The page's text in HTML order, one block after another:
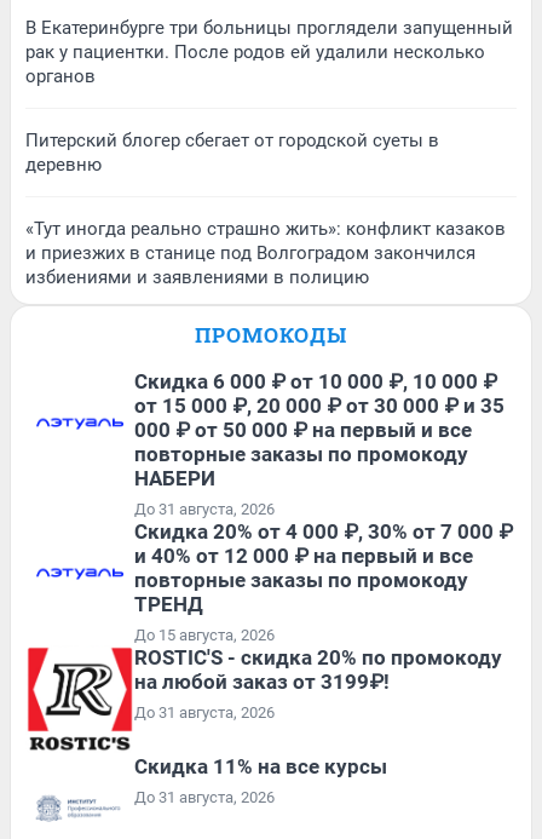
В Екатеринбурге три больницы проглядели запущенный
рак у пациентки. После родов ей удалили несколько
органов
Питерский блогер сбегает от городской суеты в
деревню
«Тут иногда реально страшно жить»: конфликт казаков
и приезжих в станице под Волгоградом закончился
избиениями и заявлениями в полицию
ПРОМОКОДЫ
Скидка 6 000 ₽ от 10 000 ₽, 10 000 ₽
от 15 000 ₽, 20 000 ₽ от 30 000 ₽ и 35
000 ₽ от 50 000 ₽ на первый и все
повторные заказы по промокоду
НАБЕРИ
До 31 августа, 2026
Скидка 20% от 4 000 ₽, 30% от 7 000 ₽
и 40% от 12 000 ₽ на первый и все
повторные заказы по промокоду
ТРЕНД
До 15 августа, 2026
ROSTIC'S - скидка 20% по промокоду
на любой заказ от 3199₽!
До 31 августа, 2026
Скидка 11% на все курсы
До 31 августа, 2026